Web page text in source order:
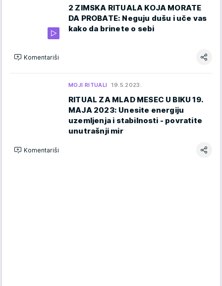
2 ZIMSKA RITUALA KOJA MORATE
DA PROBATE: Neguju dušu i uče vas
kako da brinete o sebi
Komentariši
MOJI RITUALI 19.5.2023.
RITUAL ZA MLAD MESEC U BIKU 19.
MAJA 2023: Unesite energiju
uzemljenja i stabilnosti - povratite
unutrašnji mir
Komentariši